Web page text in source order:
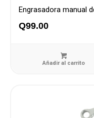
Engrasadora manual
Q99.00
Añadir al carrito